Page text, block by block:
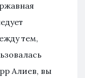
тем,
Алиев, вы